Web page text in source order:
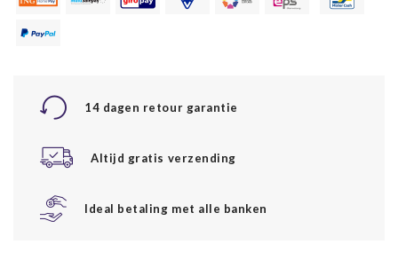
14 dagen retour garantie
Altijd gratis verzending
Ideal betaling met alle banken